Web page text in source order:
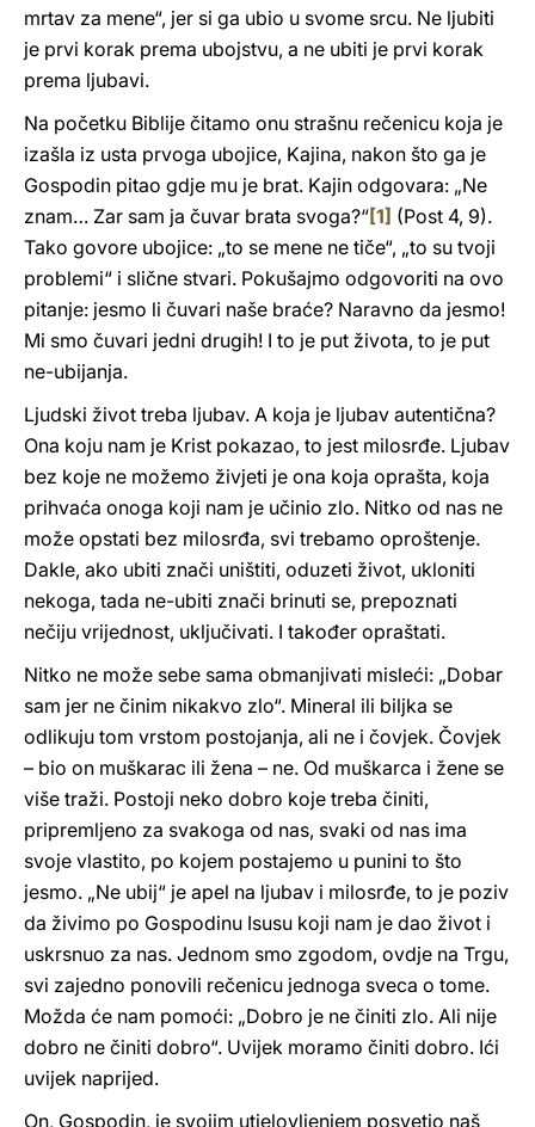
mrtav za mene“, jer si ga ubio u svome srcu. Ne ljubiti
je prvi korak prema ubojstvu, a ne ubiti je prvi korak
prema ljubavi.
Na početku Biblije čitamo onu strašnu rečenicu koja je
izašla iz usta prvoga ubojice, Kajina, nakon što ga je
Gospodin pitao gdje mu je brat. Kajin odgovara: „Ne
znam… Zar sam ja čuvar brata svoga?“[1] (Post 4, 9).
Tako govore ubojice: „to se mene ne tiče“, „to su tvoji
problemi“ i slične stvari. Pokušajmo odgovoriti na ovo
pitanje: jesmo li čuvari naše braće? Naravno da jesmo!
Mi smo čuvari jedni drugih! I to je put života, to je put
ne-ubijanja.
Ljudski život treba ljubav. A koja je ljubav autentična?
Ona koju nam je Krist pokazao, to jest milosrđe. Ljubav
bez koje ne možemo živjeti je ona koja oprašta, koja
prihvaća onoga koji nam je učinio zlo. Nitko od nas ne
može opstati bez milosrđa, svi trebamo oproštenje.
Dakle, ako ubiti znači uništiti, oduzeti život, ukloniti
nekoga, tada ne-ubiti znači brinuti se, prepoznati
nečiju vrijednost, uključivati. I također opraštati.
Nitko ne može sebe sama obmanjivati misleći: „Dobar
sam jer ne činim nikakvo zlo“. Mineral ili biljka se
odlikuju tom vrstom postojanja, ali ne i čovjek. Čovjek
– bio on muškarac ili žena – ne. Od muškarca i žene se
više traži. Postoji neko dobro koje treba činiti,
pripremljeno za svakoga od nas, svaki od nas ima
svoje vlastito, po kojem postajemo u punini to što
jesmo. „Ne ubij“ je apel na ljubav i milosrđe, to je poziv
da živimo po Gospodinu Isusu koji nam je dao život i
uskrsnuo za nas. Jednom smo zgodom, ovdje na Trgu,
svi zajedno ponovili rečenicu jednoga sveca o tome.
Možda će nam pomoći: „Dobro je ne činiti zlo. Ali nije
dobro ne činiti dobro“. Uvijek moramo činiti dobro. Ići
uvijek naprijed.
On, Gospodin, je svojim utjelovljenjem posvetio naš